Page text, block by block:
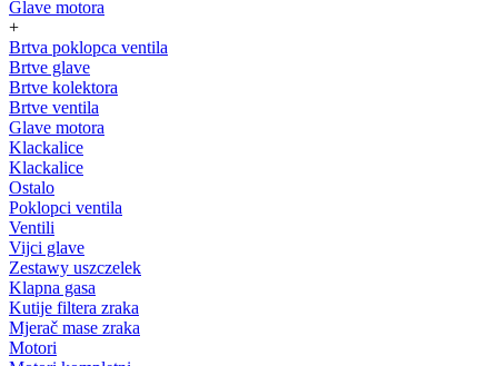
Glave motora
+
Brtva poklopca ventila
Brtve glave
Brtve kolektora
Brtve ventila
Glave motora
Klackalice
Klackalice
Ostalo
Poklopci ventila
Ventili
Vijci glave
Zestawy uszczelek
Klapna gasa
Kutije filtera zraka
Mjerač mase zraka
Motori